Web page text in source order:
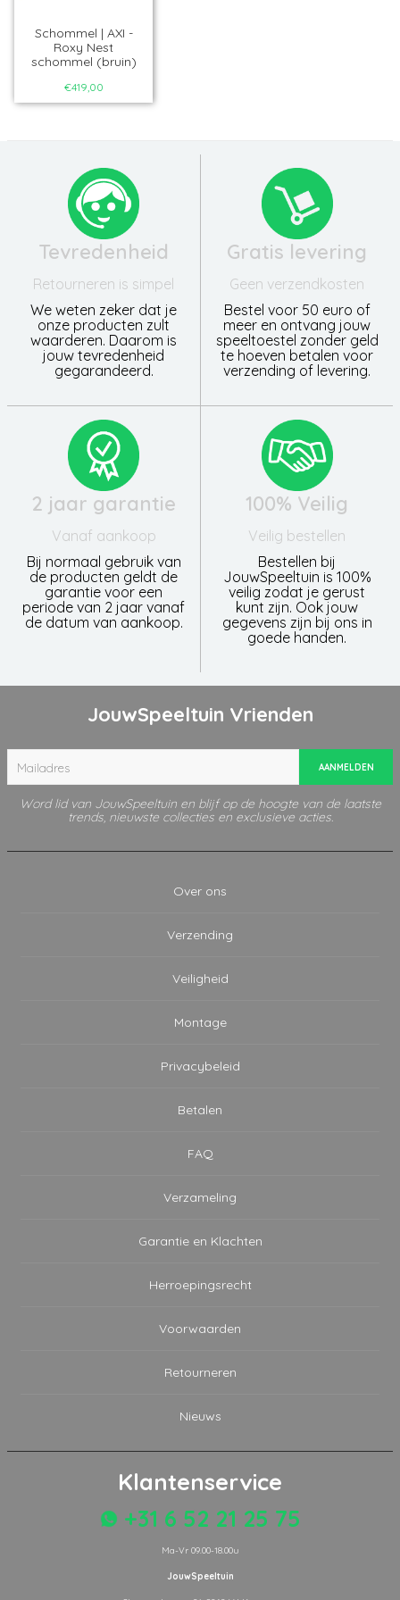
Schommel | AXI -
Roxy Nest
schommel (bruin)
€419,00
Tevredenheid
Retourneren is simpel
We weten zeker dat je
onze producten zult
waarderen. Daarom is
jouw tevredenheid
gegarandeerd.
Gratis levering
Geen verzendkosten
Bestel voor 50 euro of
meer en ontvang jouw
speeltoestel zonder geld
te hoeven betalen voor
verzending of levering.
2 jaar garantie
Vanaf aankoop
Bij normaal gebruik van
de producten geldt de
garantie voor een
periode van 2 jaar vanaf
de datum van aankoop.
100% Veilig
Veilig bestellen
Bestellen bij
JouwSpeeltuin is 100%
veilig zodat je gerust
kunt zijn. Ook jouw
gegevens zijn bij ons in
goede handen.
JouwSpeeltuin Vrienden
AANMELDEN
Word lid van JouwSpeeltuin en blijf op de hoogte van de laatste
trends, nieuwste collecties en exclusieve acties.
Over ons
Verzending
Veiligheid
Montage
Privacybeleid
Betalen
FAQ
Verzameling
Garantie en Klachten
Herroepingsrecht
Voorwaarden
Retourneren
Nieuws
Klantenservice
+31 6 52 21 25 75
Ma-Vr 09.00-18.00u
JouwSpeeltuin